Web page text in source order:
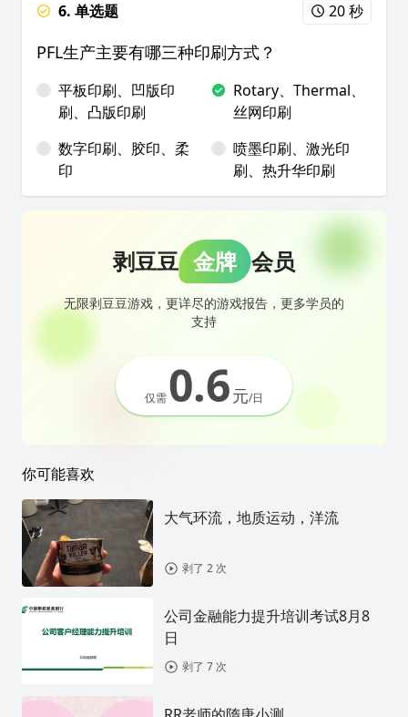
6. 单选题 20 秒
PFL生产主要有哪三种印刷方式？
平板印刷、凹版印
刷、凸版印刷
Rotary、Thermal、
丝网印刷
数字印刷、胶印、柔
印
喷墨印刷、激光印
刷、热升华印刷
剥豆豆 金牌 会员
无限剥豆豆游戏，更详尽的游戏报告，更多学员的
支持
仅需0.6元/日
你可能喜欢
大气环流，地质运动，洋流
剥了 2 次
公司金融能力提升培训考试8月8
日
剥了 7 次